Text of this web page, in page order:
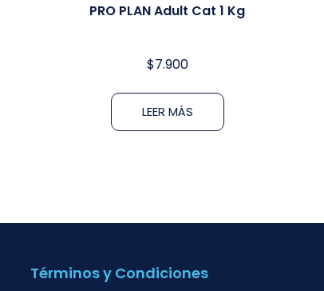
PRO PLAN Adult Cat 1 Kg
$7.900
LEER MÁS
Términos y Condiciones